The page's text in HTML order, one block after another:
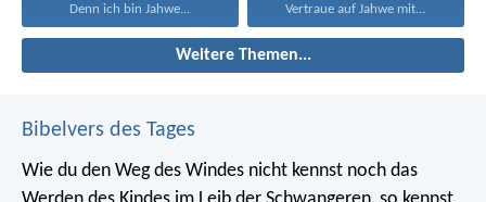
Denn ich bin Jahwe... Vertraue auf Jahwe mit...
Weitere Themen...
Bibelvers des Tages
Wie du den Weg des Windes nicht kennst noch das